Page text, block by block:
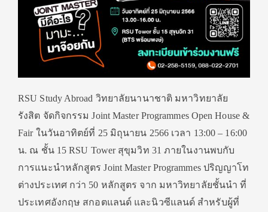
RSU Study Abroad วิทยาลัยนานาชาติ มหาวิทยาลัย
รังสิต จัดกิจกรรมJoint Master Programmes Open House &
Fairในวันอาทิตย์ที่ 25 มิถุนายน 2566 เวลา 13:00 – 16:00
น. ณ ชั้น 15RSU Tower สุขุมวิท 31 ภายในงานพบกับ
การแนะนำหลักสูตรJoint Master Programmes ปริญญาโท
ต่างประเทศ กว่า 50 หลักสูตร จาก มหาวิทยาลัยชั้นนำ ที่
ประเทศอังกฤษ สกอตแลนด์ และนิวซีแลนด์ สำหรับผู้ที่